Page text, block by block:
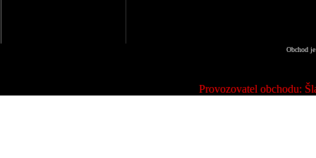
Obchod
Provozovatel obchodu: